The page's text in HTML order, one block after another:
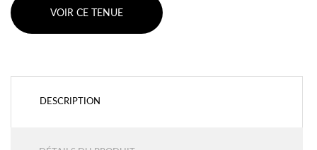
VOIR CE TENUE
DESCRIPTION